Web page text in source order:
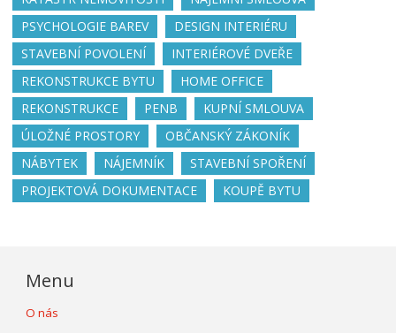
PSYCHOLOGIE BAREV
DESIGN INTERIÉRU
STAVEBNÍ POVOLENÍ
INTERIÉROVÉ DVEŘE
REKONSTRUKCE BYTU
HOME OFFICE
REKONSTRUKCE
PENB
KUPNÍ SMLOUVA
ÚLOŽNÉ PROSTORY
OBČANSKÝ ZÁKONÍK
NÁBYTEK
NÁJEMNÍK
STAVEBNÍ SPOŘENÍ
PROJEKTOVÁ DOKUMENTACE
KOUPĚ BYTU
Menu
O nás